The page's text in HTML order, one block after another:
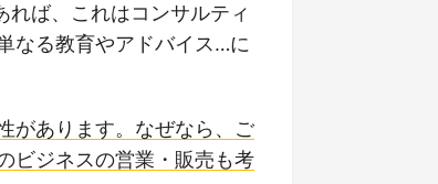
ば、これはコンサルティ
なる教育やアドバイス…に
があります。なぜなら、ご
ビジネスの営業・販売も考